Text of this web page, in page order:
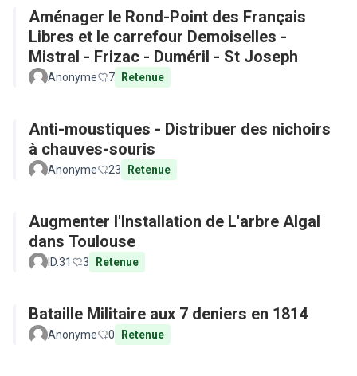
Aménager le Rond-Point des Français
Libres et le carrefour Demoiselles -
Mistral - Frizac - Duméril - St Joseph
Anonyme 7 Retenue
Anti-moustiques - Distribuer des nichoirs
à chauves-souris
Anonyme 23 Retenue
Augmenter l'Installation de L'arbre Algal
dans Toulouse
ID.31 3 Retenue
Bataille Militaire aux 7 deniers en 1814
Anonyme 0 Retenue